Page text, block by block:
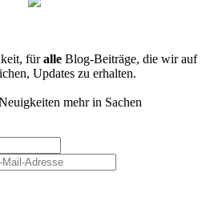
füralle Blog-Beiträge, die wir auf
Updates zu erhalten.
mehr in Sachen